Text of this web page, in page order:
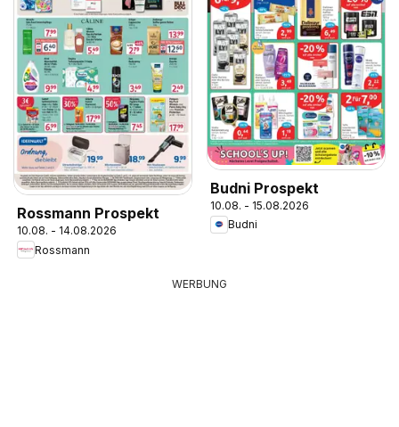
Rossmann Prospekt
10.08. - 14.08.2026
Rossmann
Budni Prospekt
10.08. - 15.08.2026
Budni
WERBUNG